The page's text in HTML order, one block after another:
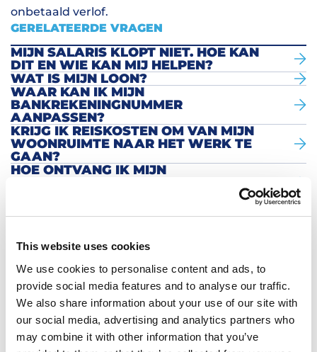
This website uses cookies
We use cookies to personalise content and ads, to
provide social media features and to analyse our traffic.
We also share information about your use of our site with
our social media, advertising and analytics partners who
may combine it with other information that you’ve
onbetaald verlof.
GERELATEERDE VRAGEN
MIJN SALARIS KLOPT NIET. HOE KAN
DIT EN WIE KAN MIJ HELPEN?
WAT IS MIJN LOON?
WAAR KAN IK MIJN
BANKREKENINGNUMMER
AANPASSEN?
KRIJG IK REISKOSTEN OM VAN MIJN
WOONRUIMTE NAAR HET WERK TE
GAAN?
HOE ONTVANG IK MIJN
WANNEER ONTVANG IK MIJN
DAGEN?
DAN BETAALD?
IK HEB MIJN FIETS INGELEVERD,
WANNEER EN HOE KRIJG IK DE BORG
TERUG?
IK HEB EEN BOETE OF BEKEURING
GEKREGEN, HOE MOET IK DIE